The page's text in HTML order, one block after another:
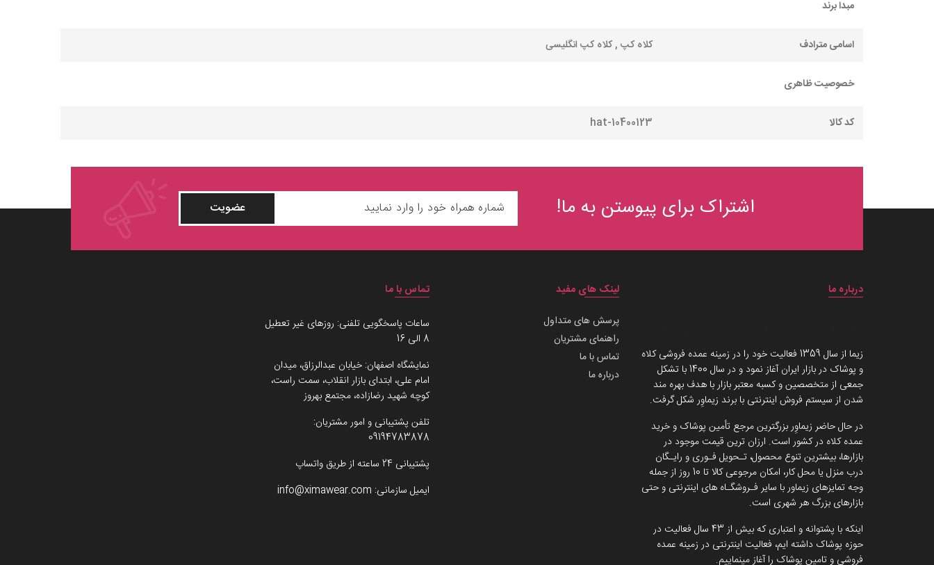
مبدا برند
اسامی مترادف کلاه کپ , کلاه کپ انگلیسی
خصوصیت ظاهری
کد کالا hat-10400123
اشتراک برای پیوستن به ما! عضویت
درباره ما
زیما از سال 1359 فعالیت خود را در زمینه عمده فروشی کلاه
و پوشاک در بازار ایران آغاز نمود و در سال 1400 با تشکل
جمعی از متخصصین و کسبه معتبر بازار با هدف بهره مند
شدن از سیستم فروش اینترنتی با برند زیماوِر شکل گرفت.
در حال حاضر زیماوِر بزرگترین مرجع تأمین پوشاک و خرید
عمده کلاه در کشور است. ارزان ترین قیمت موجود در
بازارها، بیشترین تنوع محصول، تـحویل فـوری و رایـگان
درب منزل یا محل کار، امکان مرجوعی کالا تا 10 روز از جمله
وجه تمایزهای زیماور با سایر فـروشگـاه های اینترنتی و حتی
بازارهای بزرگ هر شهری است.
اینکه با پشتوانه و اعتباری که بیش از 43 سال فعالیت در
حوزه پوشاک داشته ایم، فعالیت اینترنتی در زمینه عمده
فروشی و تامین پوشاک را آغاز مینماییم.
لینک های مفید
پرسش های متداول
راهنمای مشتریان
تماس با ما
درباره ما
تماس با ما
ساعات پاسخگویی تلفنی: روزهای غیر تعطیل
8 الی 16
نمایشگاه اصفهان: خیابان عبدالرزاق، میدان
امام علی، ابتدای بازار انقلاب، سمت راست،
کوچه شهید رضازاده، مجتمع بهروز
تلفن پشتیبانی و امور مشتریان:
09194783878
پشتیبانی 24 ساعته از طریق واتساپ
ایمیل سازمانی: info@ximawear.com